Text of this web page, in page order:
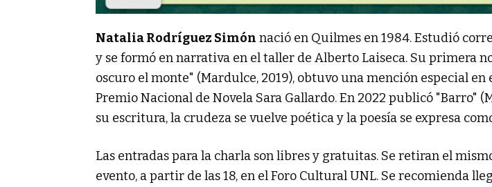
Natalia Rodríguez Simón nació en Quilmes en 1984. Estudió
y se formó en narrativa en el taller de Alberto Laiseca. Su primera
oscuro el monte" (Mardulce, 2019), obtuvo una mención especial
Premio Nacional de Novela Sara Gallardo. En 2022 publicó "Barro"
su escritura, la crudeza se vuelve poética y la poesía se expresa
Las entradas para la charla son libres y gratuitas. Se retiran el
evento, a partir de las 18, en el Foro Cultural UNL. Se recomienda